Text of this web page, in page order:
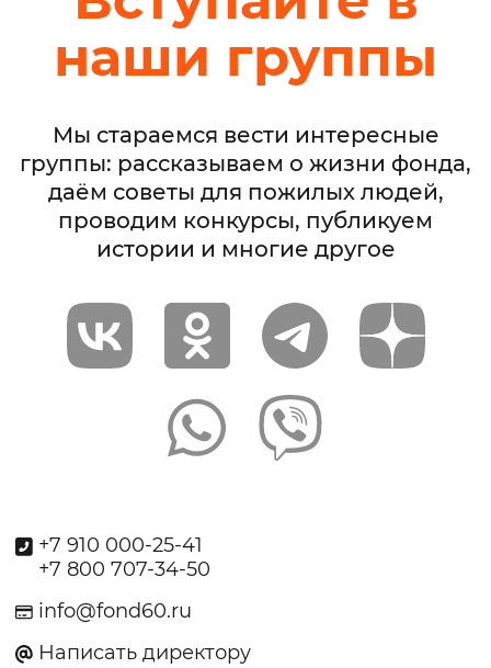
наши группы
Мы стараемся вести интересные
группы: рассказываем о жизни фонда,
даём советы для пожилых людей,
проводим конкурсы, публикуем
истории и многие другое
+7 910 000-25-41
+7 800 707-34-50
info@fond60.ru
Написать директору